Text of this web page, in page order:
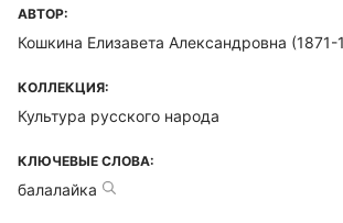
АВТОР:
Кошкина Елизавета Александровна (1871-
КОЛЛЕКЦИЯ:
Культура русского народа
КЛЮЧЕВЫЕ СЛОВА:
балалайка